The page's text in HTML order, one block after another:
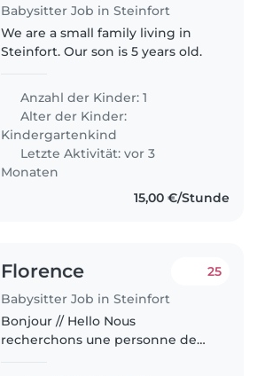
Babysitter Job in Steinfort
We are a small family living in
Steinfort. Our son is 5 years old.
Anzahl der Kinder: 1
Alter der Kinder:
Kindergartenkind
Letzte Aktivität: vor 3
Monaten
15,00 €/Stunde
Florence
Babysitter Job in Steinfort
25
Bonjour // Hello Nous
recherchons une personne de